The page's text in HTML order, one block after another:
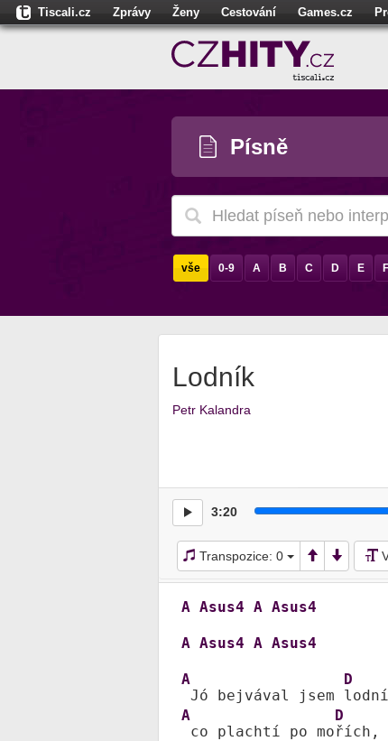
Tiscali.cz Zprávy Ženy Cestování Games.cz
Sport Dokina.cz CZhity.cz
Písně
vše 0-9 A B C D E F
Lodník
Petr Kalandra
3:20
Transpozice: 0
A Asus4 A Asus4
A Asus4 A Asus4
A
Jó bejvával jsem
D
A
co plachtí po mo
D